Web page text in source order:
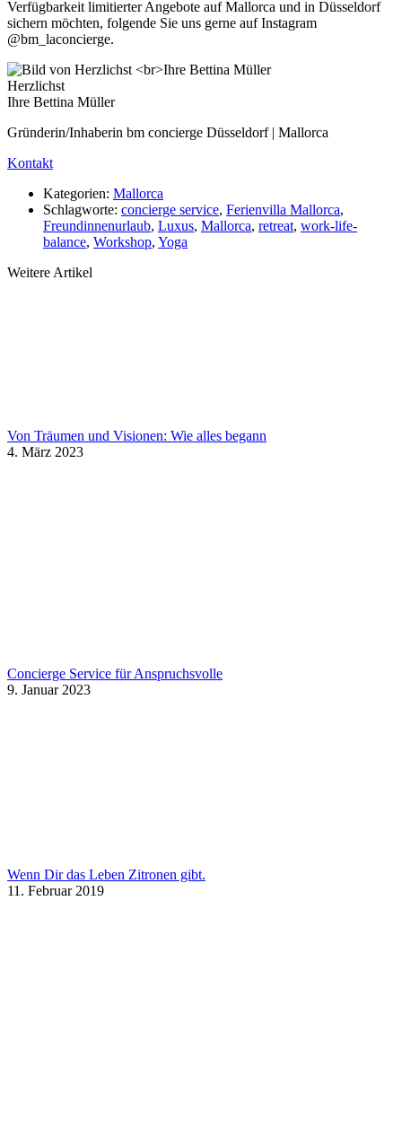
Verfügbarkeit limitierter Angebote auf Mallorca und in Düsseldorf
sichern möchten, folgende Sie uns gerne auf Instagram
@bm_laconcierge.
Herzlichst
Ihre Bettina Müller
Gründerin/Inhaberin bm concierge Düsseldorf | Mallorca
Kontakt
Kategorien: Mallorca
Schlagworte: concierge service, Ferienvilla Mallorca,
Freundinnenurlaub, Luxus, Mallorca, retreat, work-life-
balance, Workshop, Yoga
Weitere Artikel
Von Träumen und Visionen: Wie alles begann
4. März 2023
Concierge Service für Anspruchsvolle
9. Januar 2023
Wenn Dir das Leben Zitronen gibt.
11. Februar 2019